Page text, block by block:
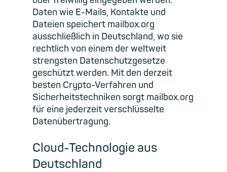
Daten wie E-Mails, Kontakte und
Dateien speichert mailbox.org
ausschließlich in Deutschland, wo sie
rechtlich von einem der weltweit
strengsten Datenschutzgesetze
geschützt werden. Mit den derzeit
besten Crypto-Verfahren und
Sicherheitstechniken sorgt mailbox.org
für eine jederzeit verschlüsselte
Datenübertragung.
Cloud-Technologie aus
Deutschland